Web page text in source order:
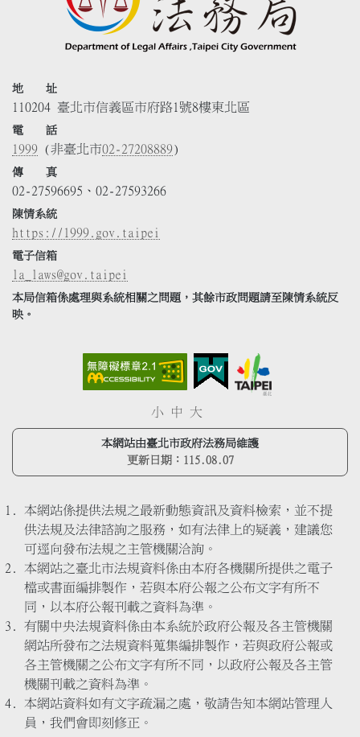
地 址
110204 臺北市信義區市府路1號8樓東北區
電 話
1999 (非臺北市02-27208889)
傳 真
02-27596695、02-27593266
陳情系統
https://1999.gov.taipei
電子信箱
la_laws@gov.taipei
本局信箱係處理與系統相關之問題，其餘市政問題請至陳情系統反
映。
小 中 大
本網站由臺北市政府法務局維護
更新日期： 115.08.07
本網站係提供法規之最新動態資訊及資料檢索，並不提
供法規及法律諮詢之服務，如有法律上的疑義，建議您
可逕向發布法規之主管機關洽詢。
本網站之臺北市法規資料係由本府各機關所提供之電子
檔或書面編排製作，若與本府公報之公布文字有所不
同，以本府公報刊載之資料為準。
有關中央法規資料係由本系統於政府公報及各主管機關
網站所發布之法規資料蒐集編排製作，若與政府公報或
各主管機關之公布文字有所不同，以政府公報及各主管
機關刊載之資料為準。
本網站資料如有文字疏漏之處，敬請告知本網站管理人
員，我們會即刻修正。